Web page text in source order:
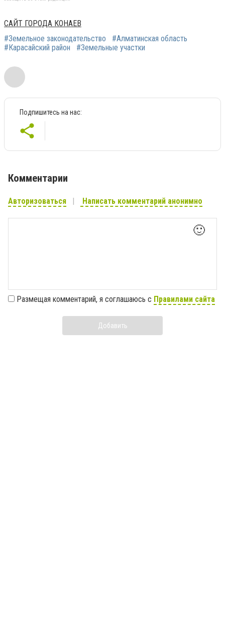
САЙТ ГОРОДА КОНАЕВ
#Земельное законодательство
#Алматинская область
#Карасайский район
#Земельные участки
Подпишитесь на нас:
Комментарии
Авторизоваться Написать комментарий анонимно
🙂
Размещая комментарий, я соглашаюсь с Правилами сайта
Добавить